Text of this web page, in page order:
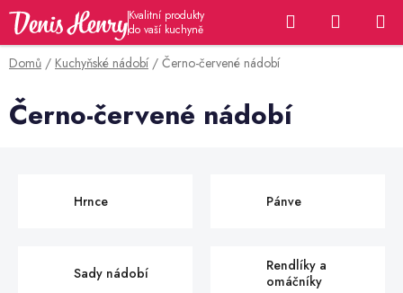
Přejít
obsah
Hledat
KOŠÍK
Domů / Kuchyňské nádobí / Černo-červené nádobí
Černo-červené nádobí
Hrnce Pánve
Sady nádobí
Rendlíky a
omáčníky